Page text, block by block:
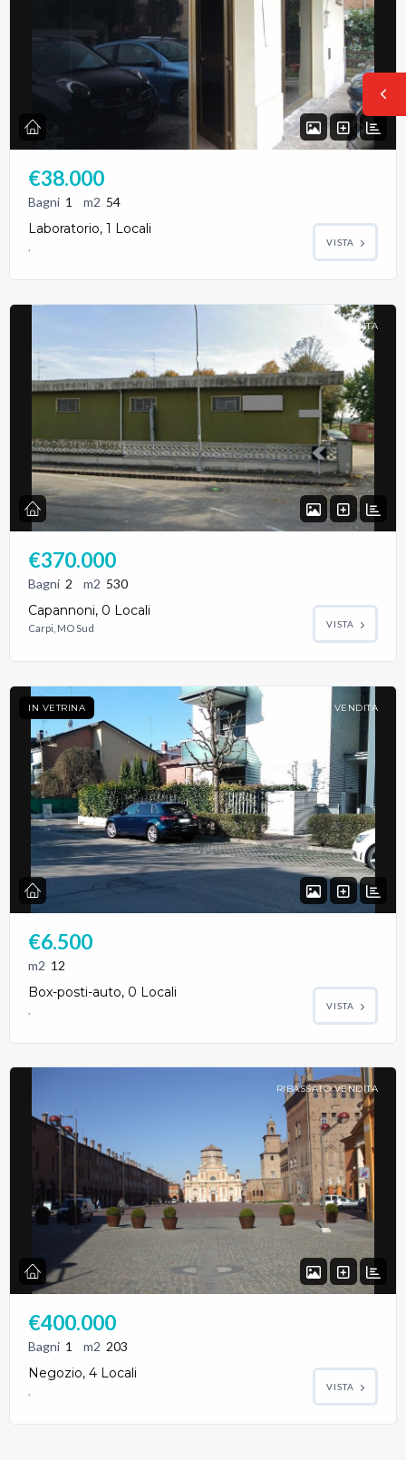
€38.000
Bagni 1 m2 54
Laboratorio, 1 Locali
VISTA
VENDITA
€370.000
Bagni 2 m2 530
Capannoni, 0 Locali
Carpi, MO Sud VISTA
IN VETRINA VENDITA
€6.500
m2 12
Box-posti-auto, 0 Locali
VISTA
RIBASSATO VENDITA
€400.000
Bagni 1 m2 203
Negozio, 4 Locali
VISTA
Nome utente
LOGIN